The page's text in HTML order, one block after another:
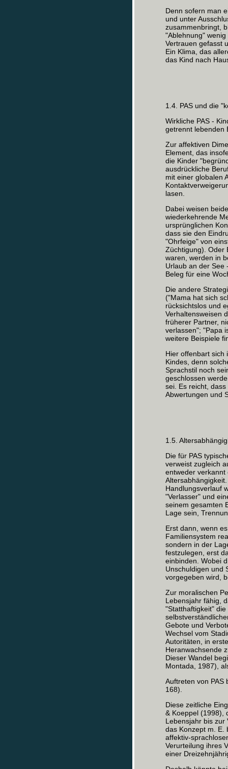
Denn sofern man
und unter
zusammenbringt,
"Ablehnung"
Vertrauen gefasst
Ein Klima, das
das Kind nach
1.4. PAS und die
Wirkliche PAS -
getrennt lebenden
Zur affektiven
Element, das
die Kinder
ausdrückliche
mit einer globalen
lasen.
Dabei weisen
wiederkehrende
ursprünglichen
dass sie den
"Ohrfeige" von
Züchtigung). Oder
waren, werden in
Urlaub an der See
Beleg für eine
Die andere
("Mama hat sich
rücksichtslos und
Verhaltensweisen
früherer Partner,
verlassen"; "Papa
weitere Beispiele
Hier offenbart sich
Kindes, denn
Sprachstil noch
geschlossen
sei. Es reicht,
Abwertungen und
1.5.
Die für PAS
verweist zugleich
entweder verkannt
Handlungsverlauf
"Verlasser" und
seinem gesamten
Lage sein,
Erst dann, wenn
Familiensystem
sondern in der
festzulegen, erst
einbinden. Wobei
Unschuldigen und
vorgegeben wird,
Zur moralischen
Lebensjahr fähig,
"Statthaftigkeit"
Gebote und
Wechsel vom
Autoritäten, in
Heranwachsende
Dieser Wandel
Montada, 1987),
Auftreten von PAS
168).
Diese zeitliche
& Koeppel (1998),
Lebensjahr bis zur
das Konzept m. E.
affektiv-
Verurteilung ihres
einer